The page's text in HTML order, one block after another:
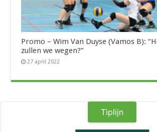
Promo – Wim Van Duyse (Vamos B):
zullen we wegen?”
27 april 2022
Tiplijn